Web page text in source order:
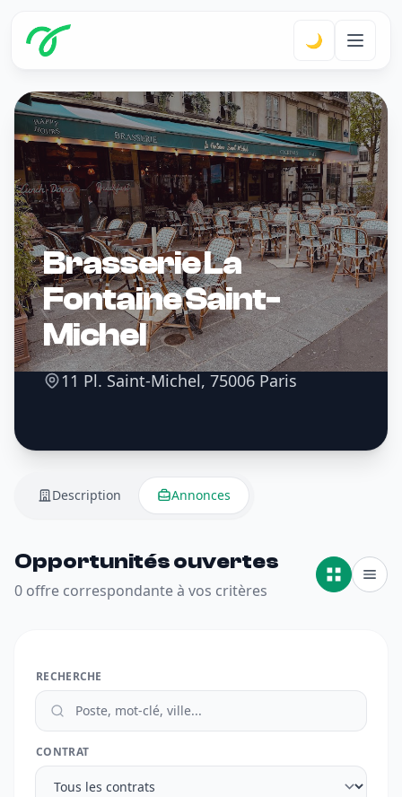
🌙
Brasserie La
Fontaine Saint-
Michel
11 Pl. Saint-Michel, 75006 Paris
Description Annonces
Opportunités ouvertes
0 offre correspondante à vos critères
RECHERCHE
CONTRAT